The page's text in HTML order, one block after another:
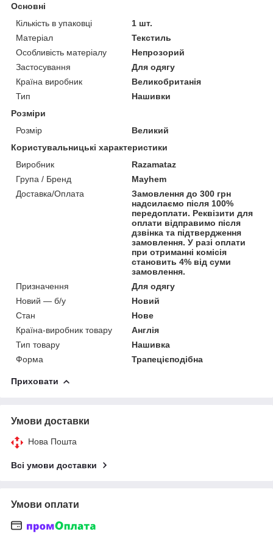
Основні
Кількість в упаковці
1 шт.
Матеріал
Текстиль
Особливість матеріалу
Непрозорий
Застосування
Для одягу
Країна виробник
Великобританія
Тип
Нашивки
Розміри
Розмір
Великий
Користувальницькі характеристики
Виробник
Razamataz
Група / Бренд
Mayhem
Доставка/Оплата
Замовлення до 300 грн
надсилаємо після 100%
передоплати. Реквізити для
оплати відправимо після
дзвінка та підтвердження
замовлення. У разі оплати
при отриманні комісія
становить 4% від суми
замовлення.
Призначення
Для одягу
Новий — б/у
Новий
Стан
Нове
Країна-виробник товару
Англія
Тип товару
Нашивка
Форма
Трапецієподібна
Приховати
Умови доставки
Нова Пошта
Всі умови доставки
Умови оплати